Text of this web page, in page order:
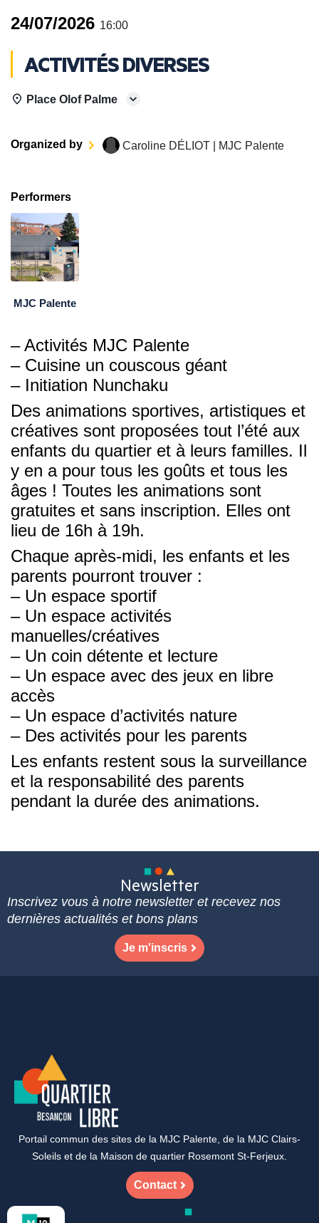
24/07/2026 16:00
ACTIVITÉS DIVERSES
Place Olof Palme
Organized by Caroline DÉLIOT | MJC Palente
Performers
MJC Palente
– Activités MJC Palente
– Cuisine un couscous géant
– Initiation Nunchaku
Des animations sportives, artistiques et
créatives sont proposées tout l’été aux
enfants du quartier et à leurs familles. Il
y en a pour tous les goûts et tous les
âges ! Toutes les animations sont
gratuites et sans inscription. Elles ont
lieu de 16h à 19h.
Chaque après-midi, les enfants et les
parents pourront trouver :
– Un espace sportif
– Un espace activités
manuelles/créatives
– Un coin détente et lecture
– Un espace avec des jeux en libre
accès
– Un espace d’activités nature
– Des activités pour les parents
Les enfants restent sous la surveillance
et la responsabilité des parents
pendant la durée des animations.
Newsletter
Inscrivez vous à notre newsletter et recevez nos
dernières actualités et bons plans
Je m'inscris
Portail commun des sites de la MJC Palente, de la MJC Clairs-
Soleils et de la Maison de quartier Rosemont St-Ferjeux.
Contact